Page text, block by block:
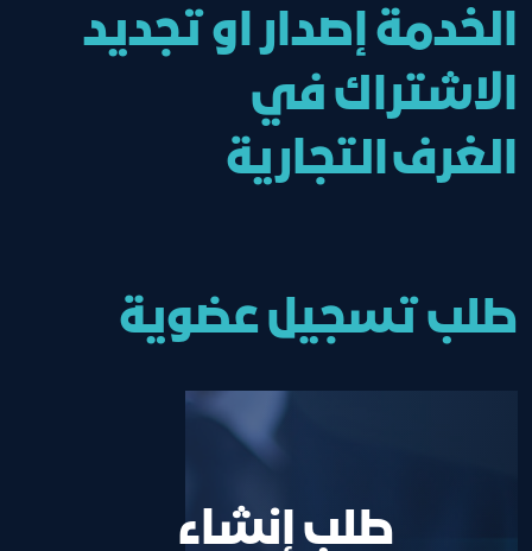
الخدمة إصدار او تجديد
الاشتراك في
الغرف التجارية
طلب تسجيل عضوية
طلب إنشاء